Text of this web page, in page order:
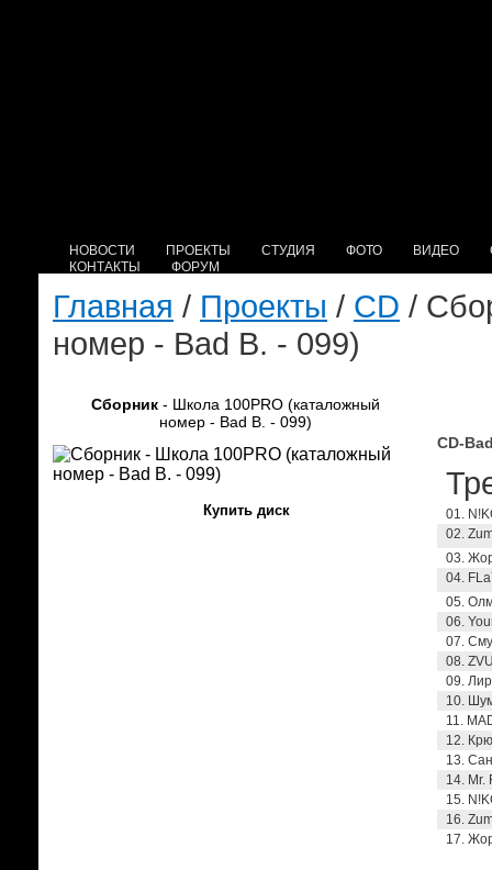
НОВОСТИ ПРОЕКТЫ СТУДИЯ ФОТО ВИДЕО
КОНТАКТЫ
ФОРУМ
Главная / Проекты / CD /
номер - Bad B. - 099)
Сборник- Школа 100PRO (каталожный
номер - Bad B. - 099)
Купить диск
CD-
01.
02.
03.
04.
05.
06.
07.
08.
09.
10.
11.
12.
13.
14. Mr.
15.
16.
17.